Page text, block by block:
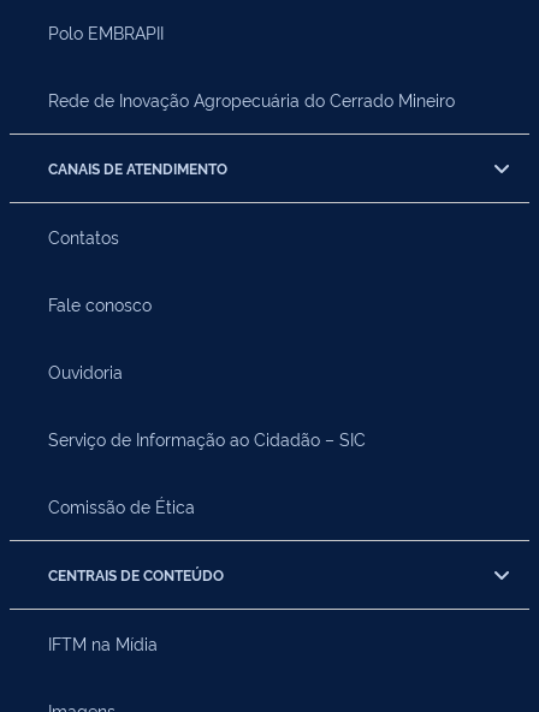
Polo EMBRAPII
Rede de Inovação Agropecuária do Cerrado Mineiro
CANAIS DE ATENDIMENTO
Contatos
Fale conosco
Ouvidoria
Serviço de Informação ao Cidadão – SIC
Comissão de Ética
CENTRAIS DE CONTEÚDO
IFTM na Mídia